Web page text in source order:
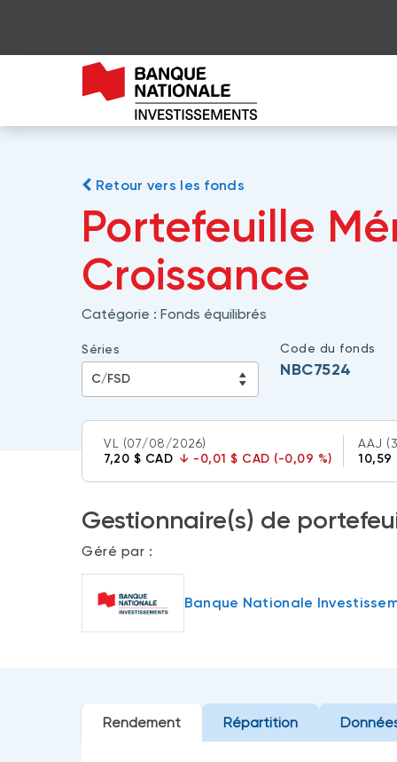
Retour vers les fonds
Portefeuille
Croissance
Catégorie : Fonds équilibrés
Séries Code du fonds
NBC7524
VL (07/08/2026)
7,20 $ CAD ↓ -0,01 $ CAD (-0,09 %)
AAJ
10,59
Gestionnaire(s) de
Géré par :
Banque Nationale
Rendement Répartition